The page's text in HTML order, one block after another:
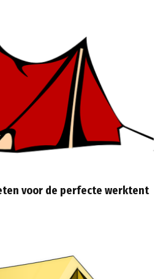
voor de perfecte werktent